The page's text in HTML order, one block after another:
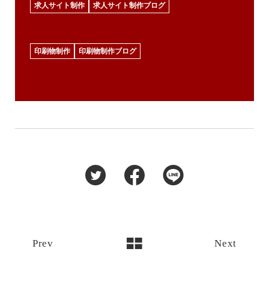
求人サイト制作 求人サイト制作ブログ
印刷物制作 印刷物制作ブログ
Next
Prev